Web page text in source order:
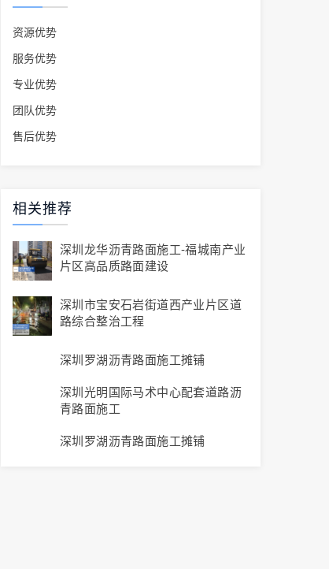
资源优势
服务优势
专业优势
团队优势
售后优势
相关推荐
深圳龙华沥青路面施工-福城南产业
片区高品质路面建设
深圳市宝安石岩街道西产业片区道
路综合整治工程
深圳罗湖沥青路面施工摊铺
深圳光明国际马术中心配套道路沥
青路面施工
深圳罗湖沥青路面施工摊铺